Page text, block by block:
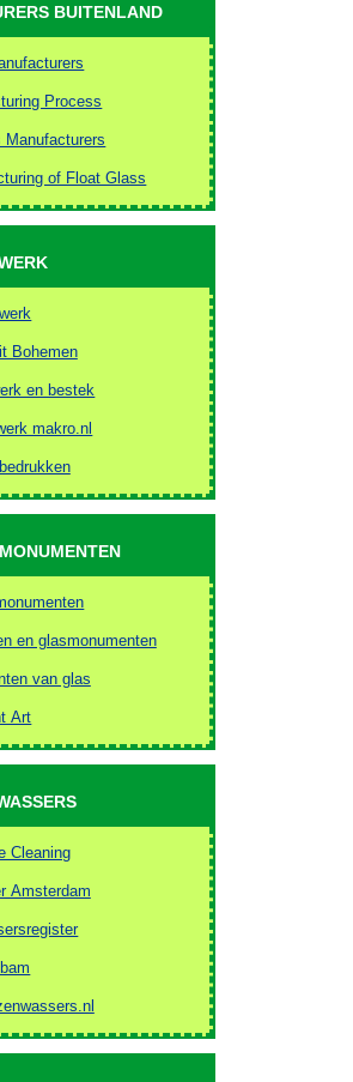
BUITENLAND
Process
of Float Glass
Bohemen
en bestek
makro.nl
en glasmonumenten
van glas
Art
Cleaning
Amsterdam